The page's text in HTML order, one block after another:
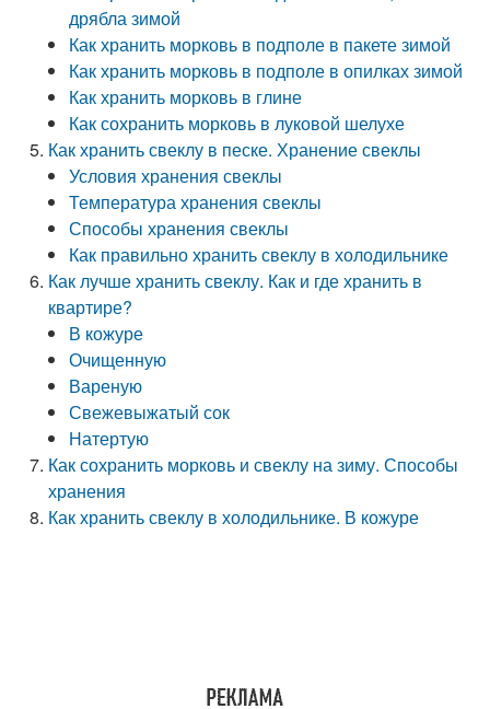
дрябла зимой
Как хранить морковь в подполе в пакете зимой
Как хранить морковь в подполе в опилках зимой
Как хранить морковь в глине
Как сохранить морковь в луковой шелухе
Как хранить свеклу в песке. Хранение свеклы
Условия хранения свеклы
Температура хранения свеклы
Способы хранения свеклы
Как правильно хранить свеклу в холодильнике
Как лучше хранить свеклу. Как и где хранить в
квартире?
В кожуре
Очищенную
Вареную
Свежевыжатый сок
Натертую
Как сохранить морковь и свеклу на зиму. Способы
хранения
Как хранить свеклу в холодильнике. В кожуре